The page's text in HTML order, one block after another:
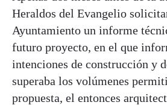
Heraldos del Evangelio
Ayuntamiento un informe
futuro proyecto, en el que
intenciones de construcción y
superaba los volúmenes
propuesta, el entonces